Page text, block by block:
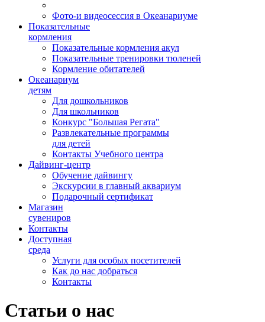
Фото-и видеосессия в Океанариуме
Показательные
кормления
Показательные кормления акул
Показательные тренировки тюленей
Кормление обитателей
Океанариум
детям
Для дошкольников
Для школьников
Конкурс "Большая Регата"
Развлекательные программы
для детей
Контакты Учебного центра
Дайвинг-центр
Обучение дайвингу
Экскурсии в главный аквариум
Подарочный сертификат
Магазин
сувениров
Контакты
Доступная
среда
Услуги для особых посетителей
Как до нас добраться
Контакты
Статьи о нас